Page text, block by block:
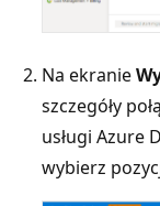
Na ekranie
szczegóły
usługi Azure
wybierz